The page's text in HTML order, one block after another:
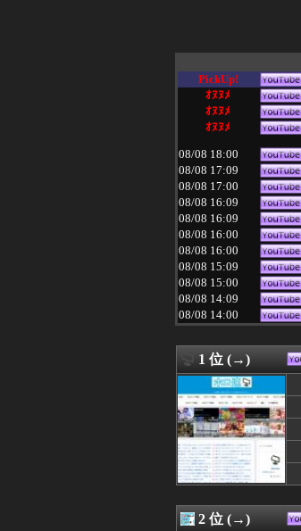
PickUp!
ｵﾇﾇﾒ
ｵﾇﾇﾒ
ｵﾇﾇﾒ
08/08 18:00
08/08 17:09
08/08 17:00
08/08 16:09
08/08 16:09
08/08 16:00
08/08 16:00
08/08 15:09
08/08 15:00
08/08 14:09
08/08 14:00
08/08 14:00
08/08 13:30
08/08 13:09
08/08 13:00
08/08 13:00
08/08 12:30
08/08 12:09
08/08 12:00
08/08 12:00
08/08 11:17
08/08 11:09
1 位 (→)
2 位 (→)